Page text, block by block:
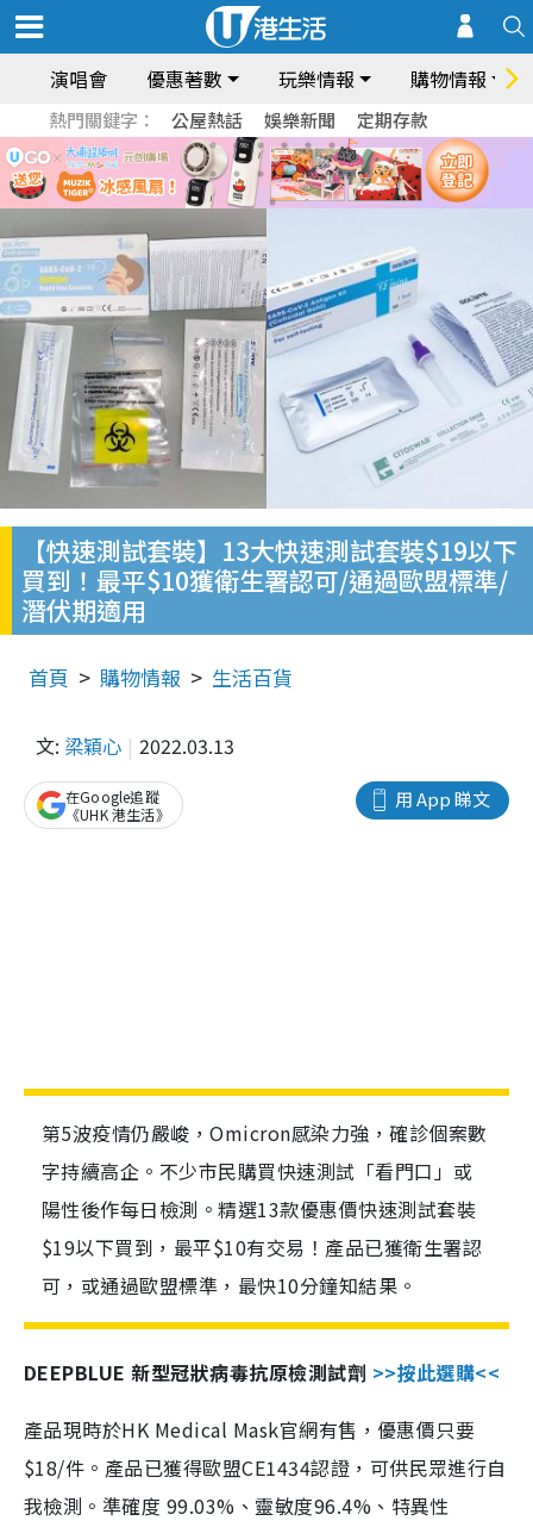
演唱會 優惠著數 玩樂情報 購物情報
熱門關鍵字： 公屋熱話 娛樂新聞 定期存款
【快速測試套裝】13大快速測試套裝$19以下
買到！最平$10獲衛生署認可/通過歐盟標準/
潛伏期適用
首頁 購物情報 生活百貨
文: 梁穎心 2022.03.13
用 App 睇文
在Google追蹤
《UHK 港生活》
第5波疫情仍嚴峻，Omicron感染力強，確診個案數
字持續高企。不少市民購買快速測試「看門口」或
陽性後作每日檢測。精選13款優惠價快速測試套裝
$19以下買到，最平$10有交易！產品已獲衛生署認
可，或通過歐盟標準，最快10分鐘知結果。
DEEPBLUE 新型冠狀病毒抗原檢測試劑 >>按此選購<<
產品現時於HK Medical Mask官網有售，優惠價只要
$18/件。產品已獲得歐盟CE1434認證，可供民眾進行自
我檢測。準確度 99.03%、靈敏度96.4%、特異性